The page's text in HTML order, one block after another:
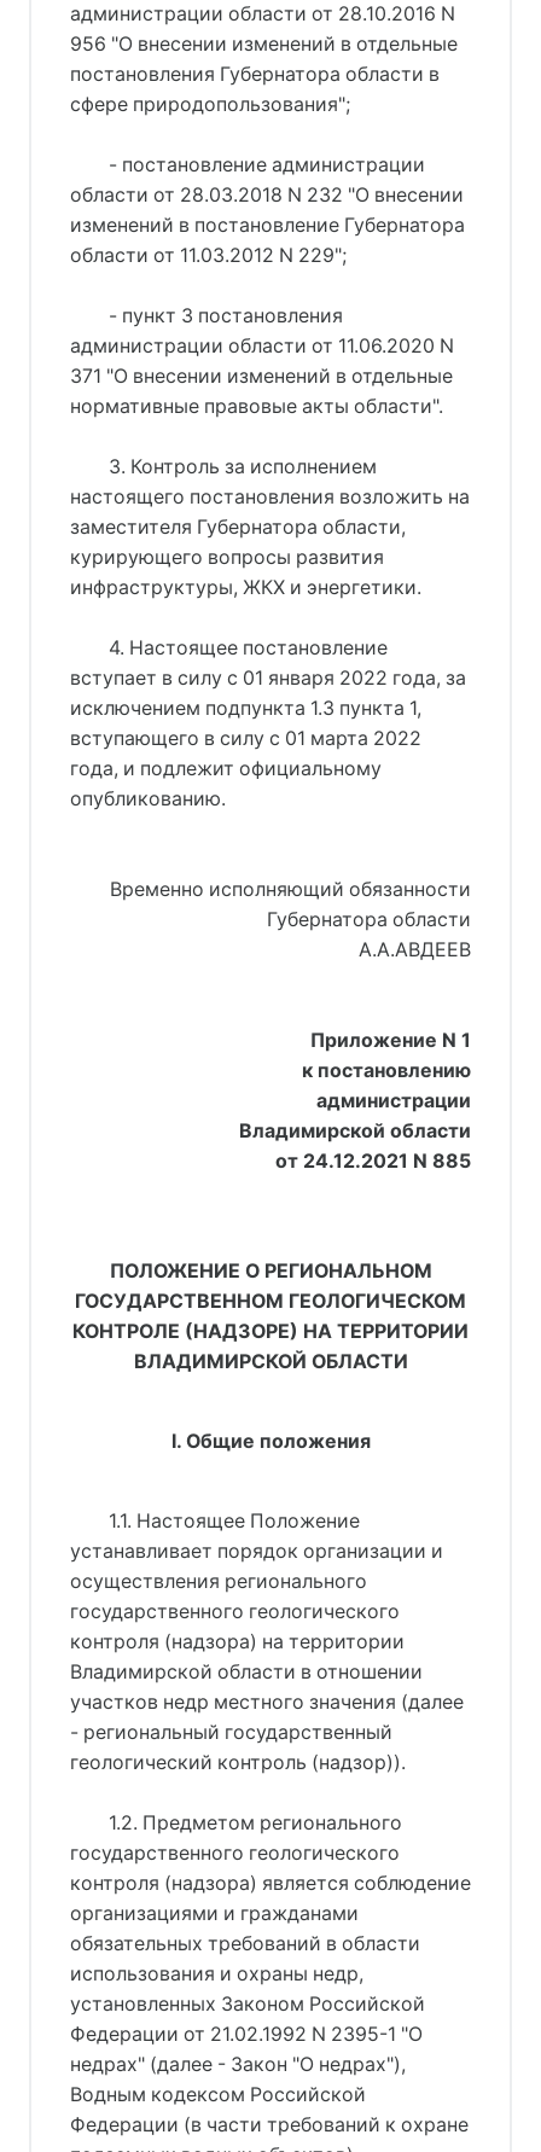
администрации области от 28.10.2016 N
956 "О внесении изменений в отдельные
постановления Губернатора области в
сфере природопользования";
- постановление администрации
области от 28.03.2018 N 232 "О внесении
изменений в постановление Губернатора
области от 11.03.2012 N 229";
- пункт 3 постановления
администрации области от 11.06.2020 N
371 "О внесении изменений в отдельные
нормативные правовые акты области".
3. Контроль за исполнением
настоящего постановления возложить на
заместителя Губернатора области,
курирующего вопросы развития
инфраструктуры, ЖКХ и энергетики.
4. Настоящее постановление
вступает в силу с 01 января 2022 года, за
исключением подпункта 1.3 пункта 1,
вступающего в силу с 01 марта 2022
года, и подлежит официальному
опубликованию.
Временно исполняющий обязанности
Губернатора области
А.А.АВДЕЕВ
Приложение N 1
к постановлению
администрации
Владимирской области
от 24.12.2021 N 885
ПОЛОЖЕНИЕ О РЕГИОНАЛЬНОМ
ГОСУДАРСТВЕННОМ ГЕОЛОГИЧЕСКОМ
КОНТРОЛЕ (НАДЗОРЕ) НА ТЕРРИТОРИИ
ВЛАДИМИРСКОЙ ОБЛАСТИ
I. Общие положения
1.1. Настоящее Положение
устанавливает порядок организации и
осуществления регионального
государственного геологического
контроля (надзора) на территории
Владимирской области в отношении
участков недр местного значения (далее
- региональный государственный
геологический контроль (надзор)).
1.2. Предметом регионального
государственного геологического
контроля (надзора) является соблюдение
организациями и гражданами
обязательных требований в области
использования и охраны недр,
установленных Законом Российской
Федерации от 21.02.1992 N 2395-1 "О
недрах" (далее - Закон "О недрах"),
Водным кодексом Российской
Федерации (в части требований к охране